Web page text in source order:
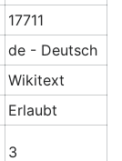
17711
de - Deutsch
Wikitext
Erlaubt
3